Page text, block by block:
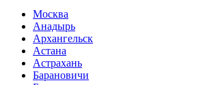
Москва
Анадырь
Архангельск
Астана
Астрахань
Барановичи